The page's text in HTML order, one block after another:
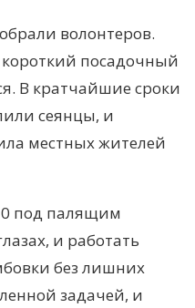
волонтеров.
посадочный
В кратчайшие сроки
сеянцы, и
местных жителей
под палящим
и работать
без лишних
задачей, и